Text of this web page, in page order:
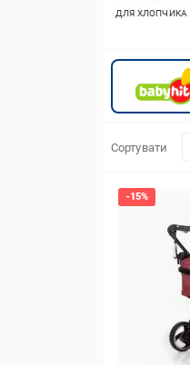
ДЛЯ ХЛОПЧИКА
Сортувати